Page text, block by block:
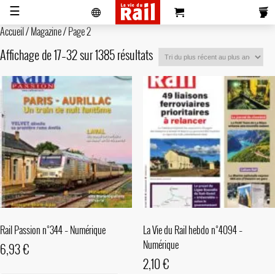
Vidéos
Pro
&
Annonces
Newsletters
S'abonner
Se
réabonner
☰
Accueil/Magazine/ Page 2
Affichage de 17–32 sur 1385 résultats
Rail Passion n°344 – Numérique
6,93€
La Vie du Rail hebdo n°4094 –
Numérique
2,10€